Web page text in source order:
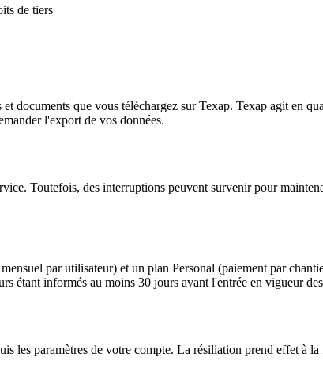
de tiers
documents que vous téléchargez sur Texap. Texap agit en
l'export de vos données.
Toutefois, des interruptions peuvent survenir pour
par utilisateur) et un plan Personal (paiement par
étant informés au moins 30 jours avant l'entrée en vigueur
les paramètres de votre compte. La résiliation prend effet à